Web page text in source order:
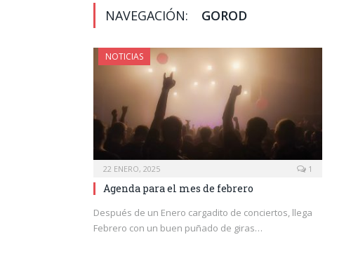
NAVEGACIÓN: GOROD
NOTICIAS
22 ENERO, 2025 1
Agenda para el mes de febrero
Después de un Enero cargadito de conciertos, llega
Febrero con un buen puñado de giras…